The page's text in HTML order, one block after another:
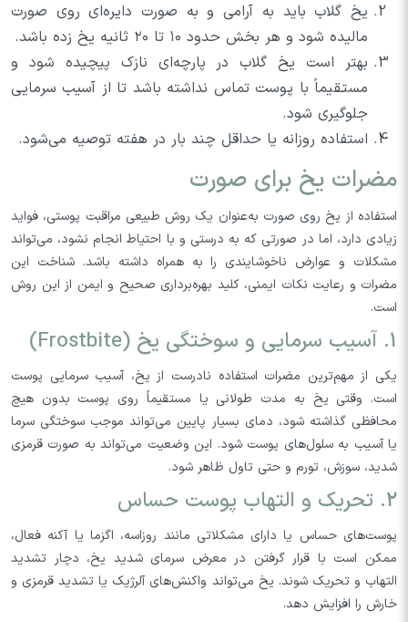
یخ گلاب باید به آرامی و به صورت دایره‌ای روی صورت
مالیده شود و هر بخش حدود ۱۰ تا ۲۰ ثانیه یخ زده باشد.
بهتر است یخ گلاب در پارچه‌ای نازک پیچیده شود و
مستقیماً با پوست تماس نداشته باشد تا از آسیب سرمایی
جلوگیری شود.
استفاده روزانه یا حداقل چند بار در هفته توصیه می‌شود.
مضرات یخ برای صورت
استفاده از یخ روی صورت به‌عنوان یک روش طبیعی مراقبت پوستی، فواید
زیادی دارد، اما در صورتی که به درستی و با احتیاط انجام نشود، می‌تواند
مشکلات و عوارض ناخوشایندی را به همراه داشته باشد. شناخت این
مضرات و رعایت نکات ایمنی، کلید بهره‌برداری صحیح و ایمن از این روش
است.
1. آسیب سرمایی و سوختگی یخ (Frostbite)
یکی از مهم‌ترین مضرات استفاده نادرست از یخ، آسیب سرمایی پوست
است. وقتی یخ به مدت طولانی یا مستقیماً روی پوست بدون هیچ
محافظی گذاشته شود، دمای بسیار پایین می‌تواند موجب سوختگی سرما
یا آسیب به سلول‌های پوست شود. این وضعیت می‌تواند به صورت قرمزی
شدید، سوزش، تورم و حتی تاول ظاهر شود.
2. تحریک و التهاب پوست حساس
پوست‌های حساس یا دارای مشکلاتی مانند روزاسه، اگزما یا آکنه فعال،
ممکن است با قرار گرفتن در معرض سرمای شدید یخ، دچار تشدید
التهاب و تحریک شوند. یخ می‌تواند واکنش‌های آلرژیک یا تشدید قرمزی و
خارش را افزایش دهد.